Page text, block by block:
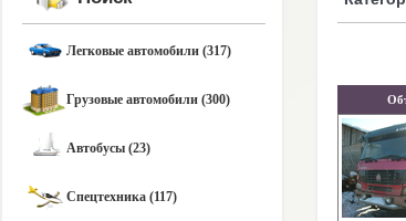
Легковые автомобили (317)
Грузовые автомобили (300)
Автобусы (23)
Спецтехника (117)